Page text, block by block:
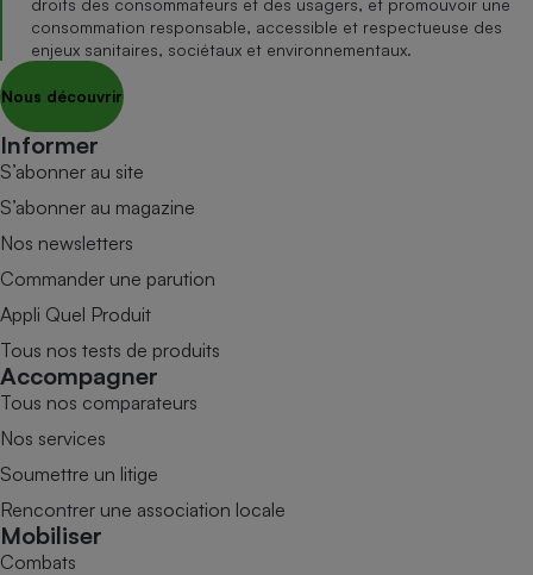
droits des consommateurs et des usagers, et promouvoir une
consommation responsable, accessible et respectueuse des
enjeux sanitaires, sociétaux et environnementaux.
Nous découvrir
Informer
S’abonner au site
S’abonner au magazine
Nos newsletters
Commander une parution
Appli Quel Produit
Tous nos tests de produits
Accompagner
Tous nos comparateurs
Nos services
Soumettre un litige
Rencontrer une association locale
Mobiliser
Combats